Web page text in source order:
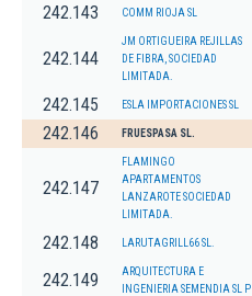
242.143 COMM RIOJA SL
242.144
JM ORTIGUEIRA REJILLAS
DE FIBRA, SOCIEDAD
LIMITADA.
242.145 ESLA IMPORTACIONES SL
242.146 FRUESPASA SL.
242.147
FLAMINGO
APARTAMENTOS
LANZAROTE SOCIEDAD
LIMITADA.
242.148 LARUTAGRILL66 SL.
242.149
ARQUITECTURA E
INGENIERIA SEMENDIA SL P